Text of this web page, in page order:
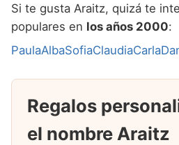
Si te gusta Araitz, quizá te
populares en los años 2000:
PaulaAlbaSofiaClaudiaCarla
Regalos
el nombre Araitz